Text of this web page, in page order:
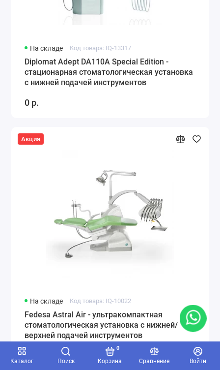
Каталог Поиск Корзина
0
Сравнение Войти
На складе Код товара: IQ-13317
Diplomat Adept DA110A Special Edition -
стационарная стоматологическая установка
с нижней подачей инструментов
0 р.
Акция
На складе Код товара: IQ-10022
Fedesa Astral Air - ультракомпактная
стоматологическая установка с нижней/
верхней подачей инструментов
748890 р. 805290 р.